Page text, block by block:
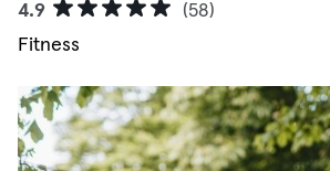
4.9
(58)
Fitness